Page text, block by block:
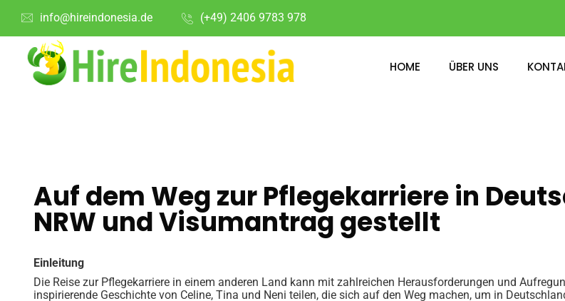
info@hireindonesia.de (+49) 2406 9783 978
HOME ÜBER UNS
Aufdem Weg zur Pflegekarriere in
NRW undVisumantrag gestellt
Einleitung
Die Reise zur Pflegekarriere in einem anderen Land kann mit zahlreichen Herausforderungen und
inspirierende Geschichte von Celine, Tina und Neni teilen, die sich auf den Weg machen, um in